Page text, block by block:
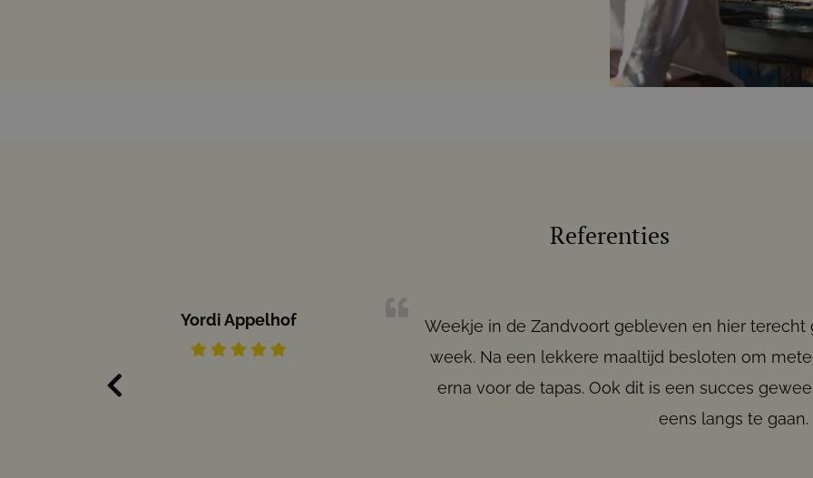
Referenties
Yordi Appelhof
Weekje in de Zandvoort gebleven en hier
week. Na een lekkere maaltijd besloten om
erna voor de tapas. Ook dit is een succes
eens langs te gaan.